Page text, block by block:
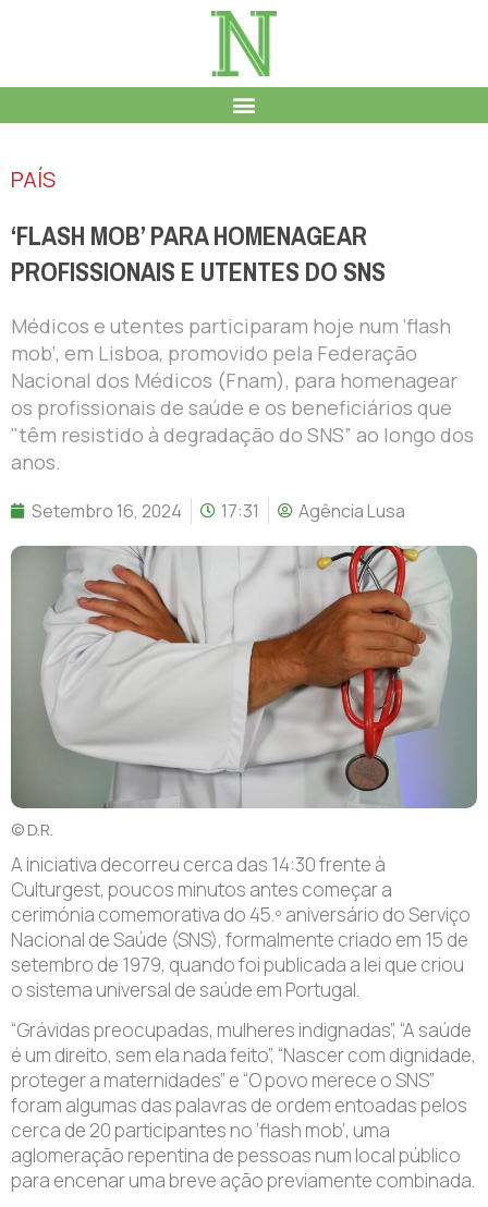
PAÍS
‘FLASH MOB’ PARA HOMENAGEAR
PROFISSIONAIS E UTENTES DO SNS
Médicos e utentes participaram hoje num ‘flash
mob’, em Lisboa, promovido pela Federação
Nacional dos Médicos (Fnam), para homenagear
os profissionais de saúde e os beneficiários que
"têm resistido à degradação do SNS” ao longo dos
anos.
Setembro 16, 2024 17:31 Agência Lusa
© D.R.
A iniciativa decorreu cerca das 14:30 frente à
Culturgest, poucos minutos antes começar a
cerimónia comemorativa do 45.º aniversário do Serviço
Nacional de Saúde (SNS), formalmente criado em 15 de
setembro de 1979, quando foi publicada a lei que criou
o sistema universal de saúde em Portugal.
“Grávidas preocupadas, mulheres indignadas”, “A saúde
é um direito, sem ela nada feito”, “Nascer com dignidade,
proteger a maternidades” e “O povo merece o SNS”
foram algumas das palavras de ordem entoadas pelos
cerca de 20 participantes no ‘flash mob’, uma
aglomeração repentina de pessoas num local público
para encenar uma breve ação previamente combinada.